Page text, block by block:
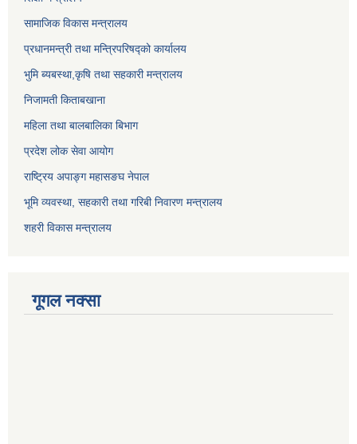
सामाजिक विकास मन्त्रालय
प्रधानमन्त्री तथा मन्त्रिपरिषद्को कार्यालय
भुमि ब्यबस्था,कृषि तथा सहकारी मन्त्रालय
निजामती किताबखाना
महिला तथा बालबालिका बिभाग
प्रदेश लोक सेवा आयोग
राष्ट्रिय अपाङ्ग महासङघ नेपाल
भूमि व्यवस्था, सहकारी तथा गरिबी निवारण मन्त्रालय
शहरी विकास मन्त्रालय
गूगल नक्सा